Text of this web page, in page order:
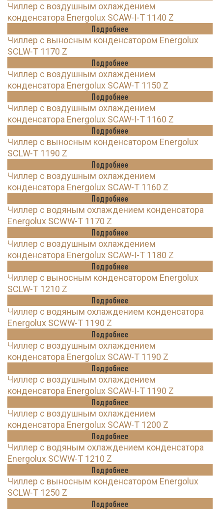
Чиллер с воздушным охлаждением
конденсатора Energolux SCAW-I-T 1140 Z
Подробнее
Чиллер с выносным конденсатором Energolux
SCLW-T 1170 Z
Подробнее
Чиллер с воздушным охлаждением
конденсатора Energolux SCAW-T 1150 Z
Подробнее
Чиллер с воздушным охлаждением
конденсатора Energolux SCAW-I-T 1160 Z
Подробнее
Чиллер с выносным конденсатором Energolux
SCLW-T 1190 Z
Подробнее
Чиллер с воздушным охлаждением
конденсатора Energolux SCAW-T 1160 Z
Подробнее
Чиллер с водяным охлаждением конденсатора
Energolux SCWW-T 1170 Z
Подробнее
Чиллер с воздушным охлаждением
конденсатора Energolux SCAW-I-T 1180 Z
Подробнее
Чиллер с выносным конденсатором Energolux
SCLW-T 1210 Z
Подробнее
Чиллер с водяным охлаждением конденсатора
Energolux SCWW-T 1190 Z
Подробнее
Чиллер с воздушным охлаждением
конденсатора Energolux SCAW-T 1190 Z
Подробнее
Чиллер с воздушным охлаждением
конденсатора Energolux SCAW-I-T 1190 Z
Подробнее
Чиллер с воздушным охлаждением
конденсатора Energolux SCAW-T 1200 Z
Подробнее
Чиллер с водяным охлаждением конденсатора
Energolux SCWW-T 1210 Z
Подробнее
Чиллер с выносным конденсатором Energolux
SCLW-T 1250 Z
Подробнее